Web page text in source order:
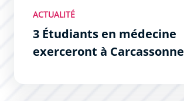
ACTUALITÉ
3 Étudiants en médecine
exerceront à Carcassonne